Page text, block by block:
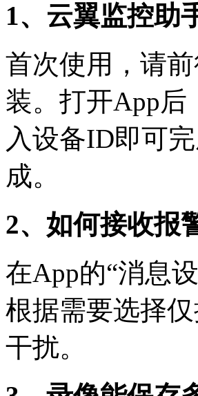
1、云翼监控助
首次使用，请
装。打开App后
入设备ID即可
成。
2、如何接收报
在App的“消息
根据需要选择
干扰。